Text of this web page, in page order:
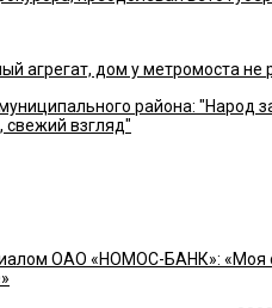
агрегат, дом у метромоста не
района: "Народ
взгляд"
ОАО «НОМОС-БАНК»: «Моя